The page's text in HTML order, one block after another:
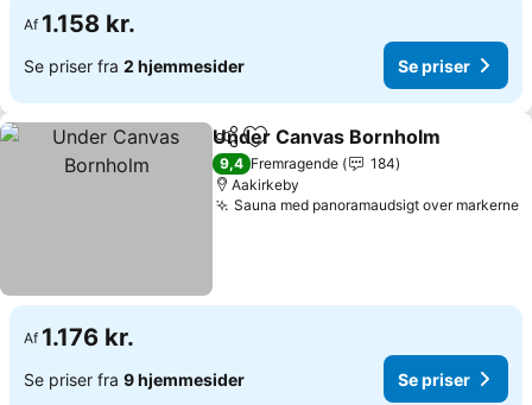
Af 1.158 kr.
Se priser fra 2 hjemmesider Se priser
Del Føj til favoritter
Under Canvas Bornholm
9,4 Fremragende
184
Aakirkeby
Sauna med panoramaudsigt over markerne
Af 1.176 kr.
Se priser fra 9 hjemmesider Se priser